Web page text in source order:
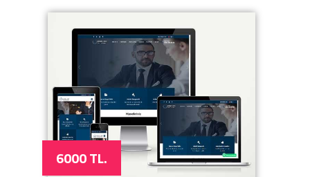
6000 TL.